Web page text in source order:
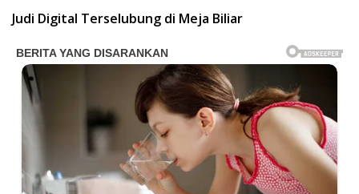
Judi Digital Terselubung di Meja Biliar